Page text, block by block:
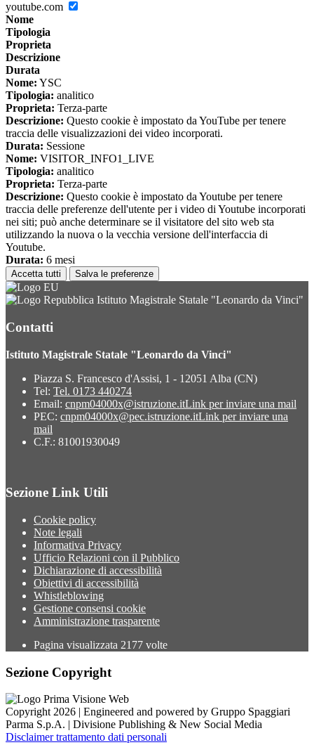
youtube.com
Nome
Tipologia
Proprieta
Descrizione
Durata
Nome: YSC
Tipologia: analitico
Proprieta: Terza-parte
Descrizione: Questo cookie è impostato da YouTube per tenere
traccia delle visualizzazioni dei video incorporati.
Durata: Sessione
Nome: VISITOR_INFO1_LIVE
Tipologia: analitico
Proprieta: Terza-parte
Descrizione: Questo cookie è impostato da Youtube per tenere
traccia delle preferenze dell'utente per i video di Youtube incorporati
nei siti; può anche determinare se il visitatore del sito web sta
utilizzando la nuova o la vecchia versione dell'interfaccia di
Youtube.
Durata: 6 mesi
Accetta tutti Salva le preferenze
Istituto Magistrale Statale "Leonardo da Vinci"
Contatti
Istituto Magistrale Statale "Leonardo da Vinci"
Piazza S. Francesco d'Assisi, 1 - 12051 Alba (CN)
Tel: Tel. 0173 440274
Email: cnpm04000x@istruzione.itLink per inviare una mail
PEC: cnpm04000x@pec.istruzione.itLink per inviare una
mail
C.F.: 81001930049
Sezione Link Utili
Cookie policy
Note legali
Informativa Privacy
Ufficio Relazioni con il Pubblico
Dichiarazione di accessibilità
Obiettivi di accessibilità
Whistleblowing
Gestione consensi cookie
Amministrazione trasparente
Pagina visualizzata 2177 volte
Sezione Copyright
Copyright 2026 | Engineered and powered by Gruppo Spaggiari
Parma S.p.A. | Divisione Publishing & New Social Media
Disclaimer trattamento dati personali